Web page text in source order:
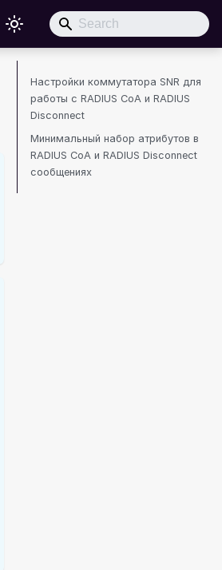
Настройки коммутатора SNR для
работы с RADIUS CoA и RADIUS
Disconnect
Минимальный набор атрибутов в
RADIUS CoA и RADIUS Disconnect
сообщениях